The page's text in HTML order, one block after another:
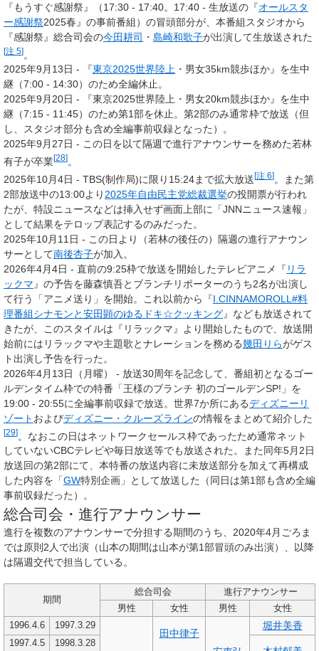
『もうすぐ感謝祭』（17:30 - 17:40。17:40 - 生放送の『オールスタ
ー感謝祭2025春』の事前番組）の冒頭部分が、本番組スタジオから
『感謝祭』総合司会の今田耕司 ・ 島崎和歌子が出演して生放送された
[注 5]。
2025年9月13日 - 『東京2025世界陸上 ・男女35km競歩ほか』を生中
継 （7:00 - 14:30） のため全編休止。
2025年9月20日 - 『東京2025世界陸上・男女20km競歩ほか』を生中
継 （7:15 - 11:45） のため第1部を休止。第2部のみ通常枠で放送（但
し、スタジオ部分も含め全編事前収録となった）。
2025年9月27日 - この日を以て隔週で進行アナウンサーを務めた若林
有子が卒業[28] 。
2025年10月4日 - TBS(制作局)に限り15:24まで拡大放送[注 6]。また第
2部放送中の13:00より 2025年自由民主党総裁選挙の投開票が行われ
たが、特設ニュースなどは挿入せず画面上部に「JNNニュース速報」
として結果をテロップ表記するのみだった。
2025年10月11日 - この日より（若林の後任の）隔週の進行アナウン
サーとして南後杏子が加入。
2026年4月4日 - 直前の9:25枠で放送を開始したテレビアニメ『 リラ
ックマ 』の予告を藤森慎吾とブランチリポーターのうち2名が出演し
て行う「アニメ送り」を開始。これ以前から『I.CINNAMOROLL#料
理番組シナモンと安田顕のゆるドキ☆クッキング』なども放送されて
きたが、このスタイルは『リラックマ』より開始したもので、放送開
始前にはリラックマや主題歌とナレーションを務める幾田りらがゲス
ト出演し予告を行った。
2026年4月13日
（月曜）
- 放送30周年を記念して、番組初となるゴー
ルデンタイム枠での特番「王様のブランチ 初のゴールデンSP!」を
19:00 - 20:55に全編事前収録で放送。世界7か所にあるディズニーリ
ゾート およびディズニー・クルーズラインの情報をまとめて紹介した
[29]。なおこの日はネットワークセールス枠であったため通常ネット
していないCBCテレビや毎日放送等でも放送された。また同年5月2日
放送回の第2部にて、本特番の放送内容に未放送部分を加えて再構成
した内容を「GW特別企画」として放送した（同日は第1部も含め全編
事前収録だった）。
総合司会・進行アナウンサー
進行を複数のアナウンサーで分担する期間のうち、2020年4月ごろま
では原則2人で出演（山本の期間は山本が第1部冒頭のみ出演）、以降
は隔週交代で担当している。
期間
総合司会
進行アナウンサー
男性
女性 男性
女性
1996.4.6
1997.3.29
田中律子
堀井美香
1997.4.5 1998.3.28